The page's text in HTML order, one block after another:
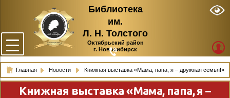
Библиотека
им.
Л. Н. Толстого
Октябрьский район
г. Новосибирск
Главная Новости Книжная выставка «Мама, папа, я – дружная семья!»
Книжная выставка «Мама, папа, я –